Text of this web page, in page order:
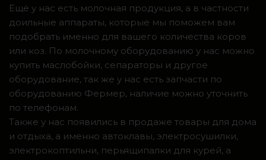
Ещё у нас есть молочная продукция, а в частности
доильные аппараты, которые мы поможем вам
подобрать именно для вашего количества коров
или коз. По молочному оборудованию у нас можно
купить маслобойки, сепараторы и другое
оборудование, так же у нас есть запчасти по
оборудованию Фермер, наличие можно уточнить
по телефонам.
Также у нас появились в продаже товары для дома
и отдыха, а именно автоклавы, электросушилки,
электрокоптильни, перьящипалки для курей, а